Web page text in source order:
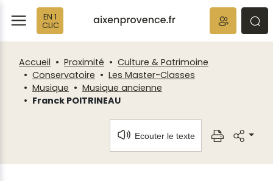
EN 1
CLIC
Accueil Proximité
Culture & Patrimoine
Conservatoire
Les Master-Classes
Musique
Musique ancienne
Franck POITRINEAU
Ecouter le texte
Fenêtre
de
chat
Panneau de gestion des cookies